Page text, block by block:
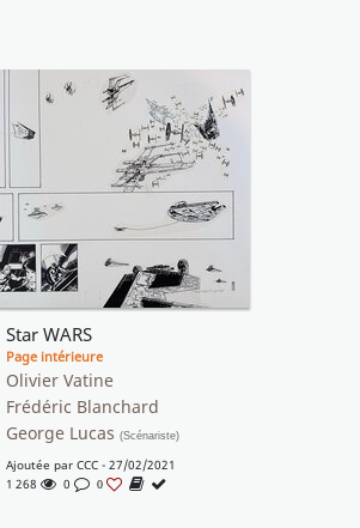
Star WARS
Page intérieure
Olivier Vatine
Frédéric Blanchard
George Lucas (Scénariste)
Ajoutée par CCC- 27/02/2021
1 268
0 0